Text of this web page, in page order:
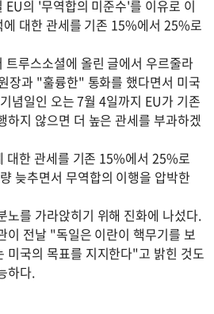
의 '무역합의 미준수'를 이유로 이
대한 관세를 기존 15%에서 25%로
트루스소셜에 올린 글에서 우르줄라
장과 "훌륭한" 통화를 했다면서 미국
념일인 오는 7월 4일까지 EU가 기존
하지 않으면 더 높은 관세를 부과하겠
대한 관세를 기존 15%에서 25%로
늦추면서 무역합의 이행을 압박한
노를 가라앉히기 위해 진화에 나섰다.
이 전날 "독일은 이란이 핵무기를 보
미국의 목표를 지지한다"고 밝힌 것도
하다.